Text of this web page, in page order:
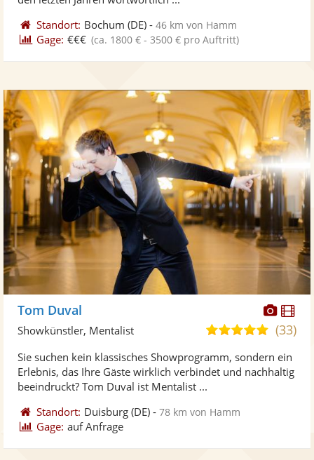
Standort: Bochum (DE) -46 km von Hamm
Gage: €€€ (ca. 1800 € - 3500 € pro Auftritt)
Fotos
Tom Duval
5,0
5
Sternen
(33)
Showkünstler, Mentalist
Sie suchen kein klassisches Showprogramm, sondern ein
Erlebnis, das Ihre Gäste wirklich verbindet und nachhaltig
beeindruckt? Tom Duval ist Mentalist ...
Standort: Duisburg (DE) -78 km von Hamm
Gage: auf Anfrage